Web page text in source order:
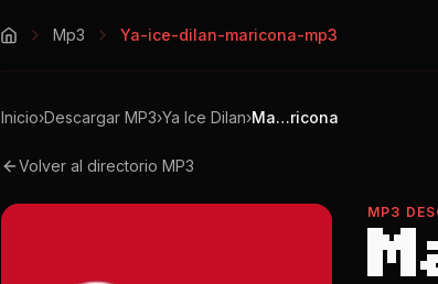
Mp3 Ya-ice-dilan-maricona-mp3
Inicio›Descargar MP3›Ya Ice Dilan›Ma…ricona
Volver al directorio MP3
MP3